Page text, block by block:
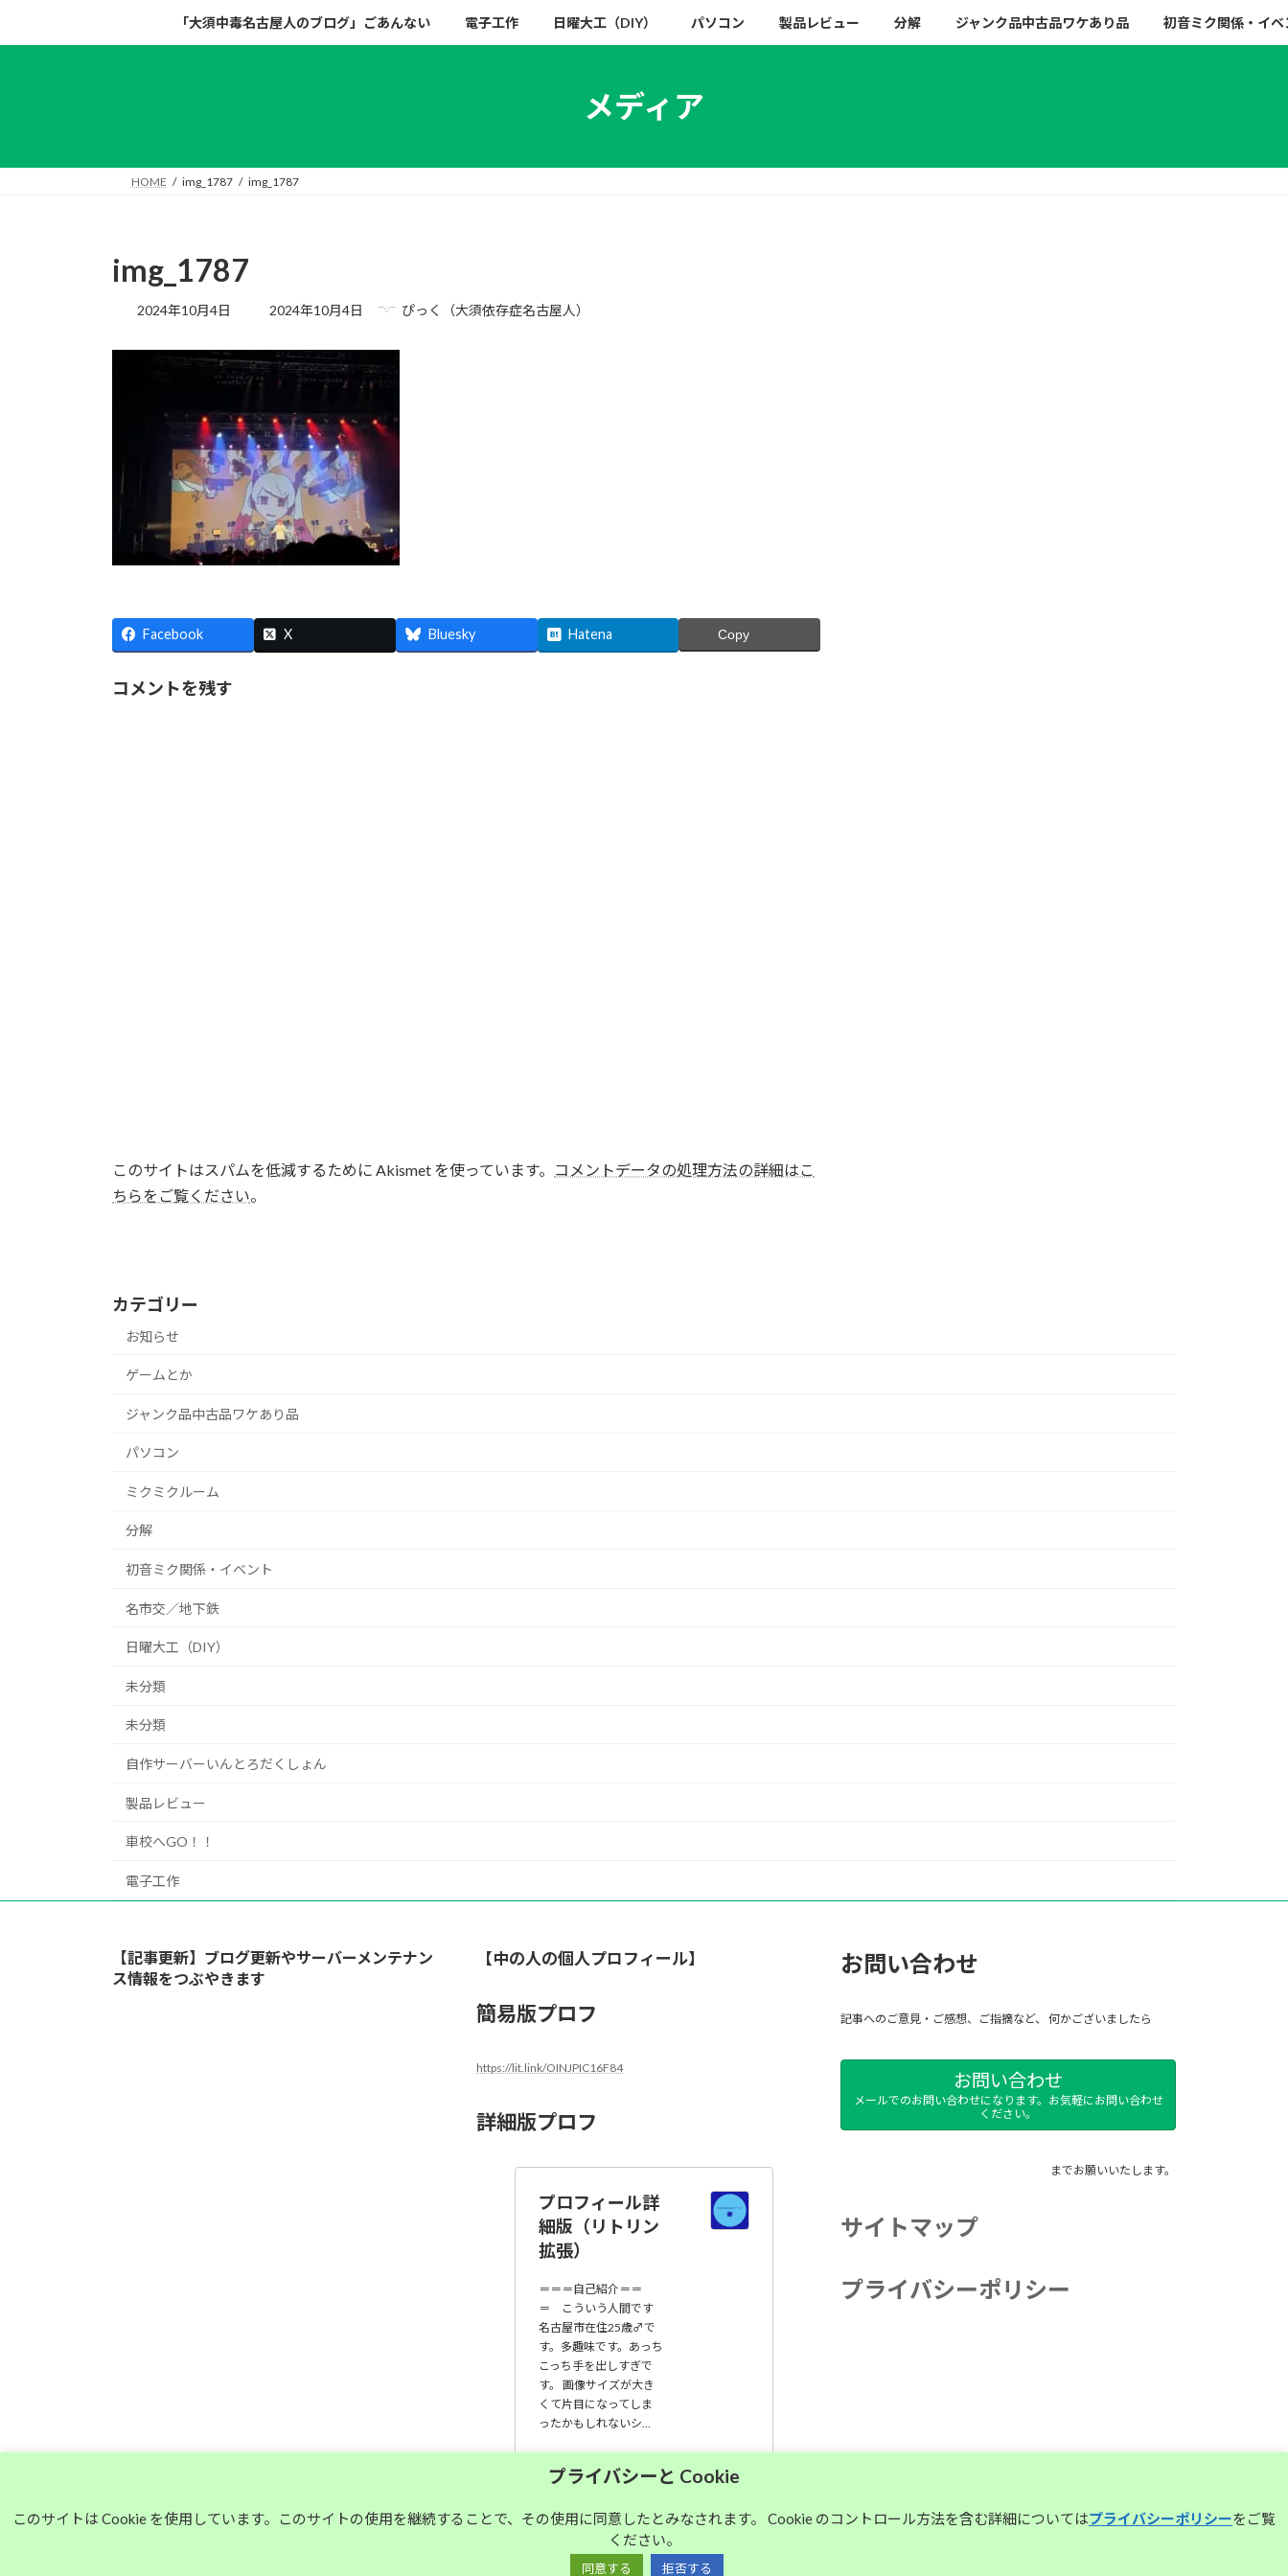
キ
に
「大須中毒名古屋人のブログ」ごあんない 電子工作 日曜大工（DIY） パソコン 製品レビュー 分解 ジャンク品中古品ワケあり品 初音ミク関係・イベ
メディア
HOME img_1787 img_1787
img_1787
2024年10月4日
最
更
新
日
:
2024年10月4日 ぴっく（大須依存症名古屋人）
Facebook X Bluesky Hatena Copy
コメントを残す
このサイトはスパムを低減するために Akismet を使っています。
コメントデータの処理方法の詳細はこ
ちらをご覧ください。
カテゴリー
お知らせ
ゲームとか
ジャンク品中古品ワケあり品
パソコン
ミクミクルーム
分解
初音ミク関係・イベント
名市交／地下鉄
日曜大工（DIY）
未分類
未分類
自作サーバーいんとろだくしょん
製品レビュー
車校へGO！！
電子工作
【記事更新】ブログ更新やサーバーメンテナン
ス情報をつぶやきます
【中の人の個人プロフィール】
簡易版プロフ
https://lit.link/OINJPIC16F84
詳細版プロフ
プロフィール詳
細版（リトリン
拡張）
＝＝＝自己紹介＝＝
＝ こういう人間です
名古屋市在住25歳♂で
す。多趣味です。あっち
こっち手を出しすぎで
す。 画像サイズが大き
くて片目になってしま
ったかもしれないシ…
大須中毒名古屋人
のブログ
お問い合わせ
記事へのご意見・ご感想、ご指摘など、 何かございましたら
お問い合わせ
メールでのお問い合わせになります。お気軽にお問い合わせ
ください。
までお願いいたします。
サイトマップ
プライバシーポリシー
Copyright © 大須中毒名古屋人のブログ All Rights Reserved.
プライバシーと Cookie
このサイトは Cookie を使用しています。このサイトの使用を継続することで、その使用に同意したとみなされます。 Cookie のコントロール方法を含む詳細についてはプライバシーポリシーをご覧
ください。
同意する 拒否する